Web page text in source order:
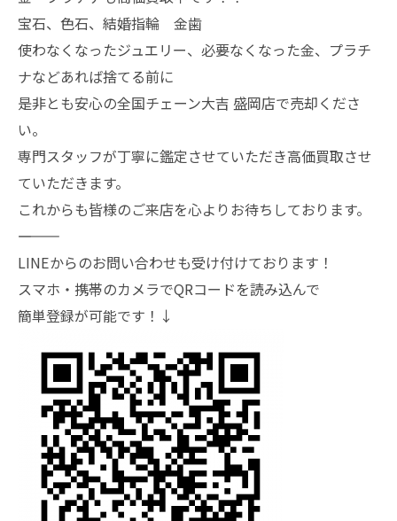
宝石、色石、結婚指輪 金歯
使わなくなったジュエリー、必要なくなった金、プラチ
ナなどあれば捨てる前に
是非とも安心の全国チェーン大吉 盛岡店で売却くださ
い。
専門スタッフが丁寧に鑑定させていただき高価買取させ
ていただきます。
これからも皆様のご来店を心よりお待ちしております。
―――――――
LINEからのお問い合わせも受け付けております！
スマホ・携帯のカメラでQRコードを読み込んで
簡単登録が可能です！↓